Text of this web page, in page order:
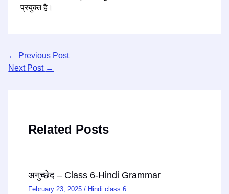
प्रयुक्त है।
← Previous Post
Next Post →
Related Posts
अनुच्छेद – Class 6-Hindi Grammar
February 23, 2025/ Hindi class 6